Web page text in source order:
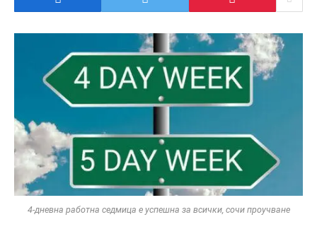
4-дневна работна седмица е успешна за всички, сочи проучване